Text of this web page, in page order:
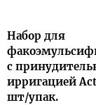
Набор для
с
ирригацией
шт/упак.